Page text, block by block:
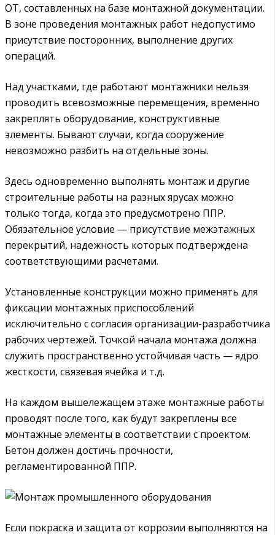
ОТ, составленных на базе монтажной документации.
В зоне проведения монтажных работ недопустимо
присутствие посторонних, выполнение других
операций.
Над участками, где работают монтажники нельзя
проводить всевозможные перемещения, временно
закреплять оборудование, конструктивные
элементы. Бывают случаи, когда сооружение
невозможно разбить на отдельные зоны.
Здесь одновременно выполнять монтаж и другие
строительные работы на разных ярусах можно
только тогда, когда это предусмотрено ППР.
Обязательное условие — присутствие межэтажных
перекрытий, надежность которых подтверждена
соответствующими расчетами.
Установленные конструкции можно применять для
фиксации монтажных приспособлений
исключительно с согласия организации-разработчика
рабочих чертежей. Точкой начала монтажа должна
служить пространственно устойчивая часть — ядро
жесткости, связевая ячейка и т.д.
На каждом вышележащем этаже монтажные работы
проводят после того, как будут закреплены все
монтажные элементы в соответствии с проектом.
Бетон должен достичь прочности,
регламентированной ППР.
Если покраска и защита от коррозии выполняются на